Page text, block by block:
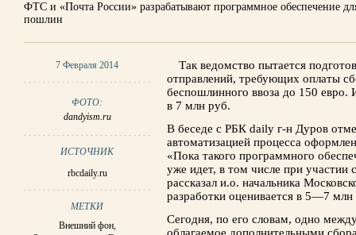
ФТС и «Почта России» разрабатывают программное обеспечение
пошлин
7 Февраля 2014
ФОТО:
dandyism.ru
ИСТОЧНИК
rbcdaily.ru
МЕТКИ
Внешний фон,
Так ведомство пытается
отправлений, требующих оплаты
беспошлинного ввоза до 150
в 7 млн руб.
В беседе с РБК daily г-н Дуров
автоматизацией процесса
«Пока такого программного
уже идет, в том числе при участии
рассказал и.о. начальника
разработки оценивается в 5—7 млн
Сегодня, по его словам, одно